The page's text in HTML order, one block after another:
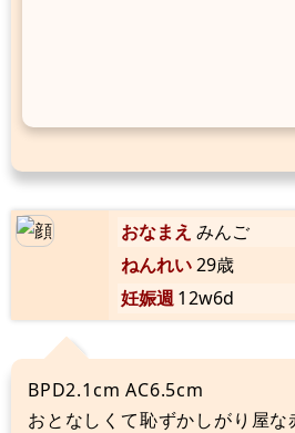
おなまえ みんご
ねんれい29歳
妊娠週12w6d
BPD2.1cm AC6.5cm
おとなしくて恥ずかしがり屋